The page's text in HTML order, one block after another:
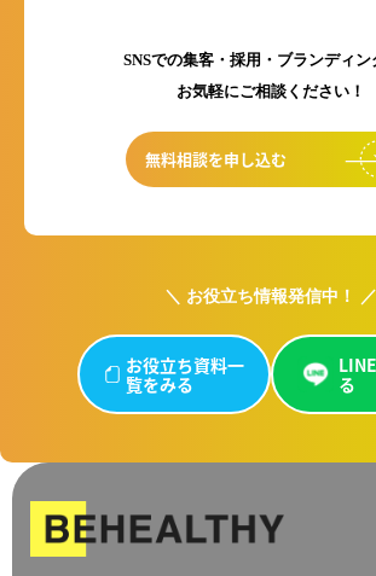
SNSでの集客・採用・ブランディン
お気軽にご相談ください！
無料相談を申し込む
＼ お役立ち情報発信中！ ／
お役立ち資料一
覧をみる
る